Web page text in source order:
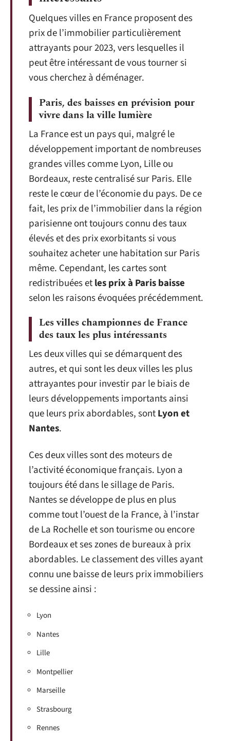
Quelques villes en France proposent des
prix de l’immobilier particulièrement
attrayants pour 2023, vers lesquelles il
peut être intéressant de vous tourner si
vous cherchez à déménager.
Paris, des baisses en prévision pour
vivre dans la ville lumière
La France est un pays qui, malgré le
développement important de nombreuses
grandes villes comme Lyon, Lille ou
Bordeaux, reste centralisé sur Paris. Elle
reste le cœur de l’économie du pays. De ce
fait, les prix de l’immobilier dans la région
parisienne ont toujours connu des taux
élevés et des prix exorbitants si vous
souhaitez acheter une habitation sur Paris
même. Cependant, les cartes sont
redistribuées etles prix à Paris baisse
selon les raisons évoquées précédemment.
Les villes championnes de France
des taux les plus intéressants
Les deux villes qui se démarquent des
autres, et qui sont les deux villes les plus
attrayantes pour investir par le biais de
leurs développements importants ainsi
que leurs prix abordables, sontLyon et
Nantes.
Ces deux villes sont des moteurs de
l’activité économique français. Lyon a
toujours été dans le sillage de Paris.
Nantes se développe de plus en plus
comme tout l’ouest de la France, à l’instar
de La Rochelle et son tourisme ou encore
Bordeaux et ses zones de bureaux à prix
abordables. Le classement des villes ayant
connu une baisse de leurs prix immobiliers
se dessine ainsi :
Lyon
Nantes
Lille
Montpellier
Marseille
Strasbourg
Rennes